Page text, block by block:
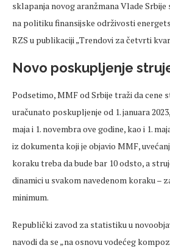
sklapanja novog aranžmana Vlade Srbije
na politiku finansijske održivosti
RZS u publikaciji „Trendovi za četvrti
Novo poskupljenje
Podsetimo, MMF od Srbije traži da cene
uračunato poskupljenje od 1. januara
maja i 1. novembra ove godine, kao i 1.
iz dokumenta koji je objavio MMF,
koraku treba da bude bar 10 odsto, a
dinamici u svakom navedenom koraku –
minimum.
Republički zavod za statistiku u
navodi da se „na osnovu vodećeg